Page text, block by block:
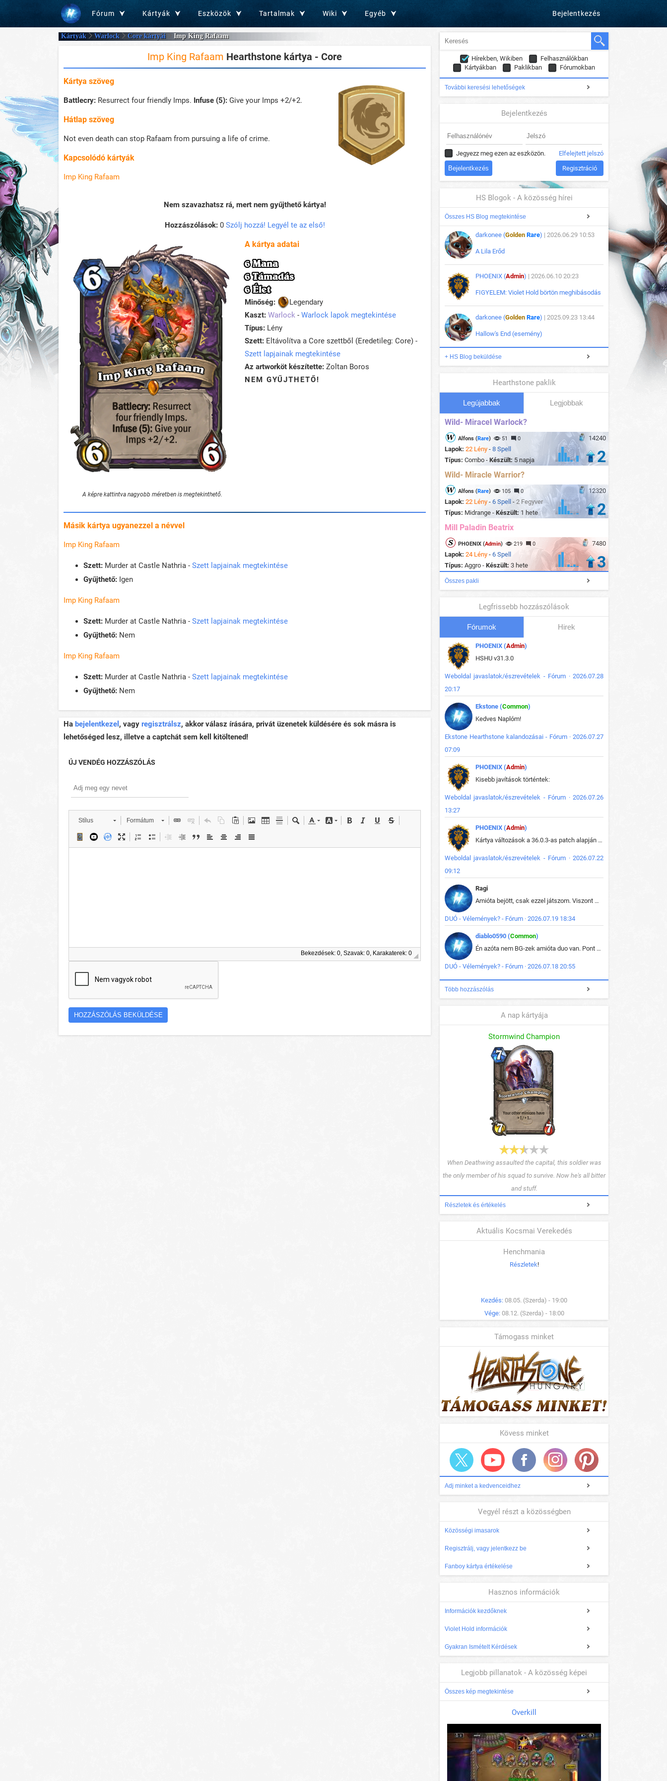
Fórum Kártyák Eszközök Tartalmak Wiki Egyéb Bejelentkezés
Kártyák Warlock Core kártyái Imp King Rafaam
Imp King Rafaam Hearthstone kártya - Core
Kártya szöveg
Battlecry: Resurrect four friendly Imps. Infuse (5): Give your Imps +2/+2.
Hátlap szöveg
Not even death can stop Rafaam from pursuing a life of crime.
Kapcsolódó kártyák
Imp King Rafaam
Nem szavazhatsz rá, mert nem gyűjthető kártya!
Hozzászólások:0 Szólj hozzá! Legyél te az első!
A képre kattintva nagyobb méretben is megtekinthető.
A kártya adatai
6 Mana
6 Támadás
6 Élet
Minőség:
Legendary
Kaszt: Warlock - Warlock lapok megtekintése
Típus: Lény
Szett: Eltávolítva a Core szettből (Eredetileg: Core) -
Szett lapjainak megtekintése
Az artworköt készítette: Zoltan Boros
NEM GYŰJTHETŐ!
Másik kártya ugyanezzel a névvel
Imp King Rafaam
Szett: Murder at Castle Nathria - Szett lapjainak megtekintése
Gyűjthető: Igen
Imp King Rafaam
Szett: Murder at Castle Nathria - Szett lapjainak megtekintése
Gyűjthető: Nem
Imp King Rafaam
Szett: Murder at Castle Nathria - Szett lapjainak megtekintése
Gyűjthető: Nem
Ha bejelentkezel , vagy regisztrálsz, akkor válasz írására, privát üzenetek küldésére és sok másra is
lehetőséged lesz, illetve a captchát sem kell kitöltened!
ÚJ VENDÉG HOZZÁSZÓLÁS
Stílus Formátum
Bekezdések: 0, Szavak: 0, Karakaterek: 0
Hírekben, Wikiben
Felhasználókban
Kártyákban
Paklikban Fórumokban
További keresési lehetőségek
Bejelentkezés
Jegyezz meg ezen az eszközön. Elfelejtett jelszó
Regisztráció
HS Blogok - A közösség hírei
Összes HS Blog megtekintése
darkonee (Golden Rare) | 2026.06.29 10:53
A Lila Erőd
PHOENIX (Admin) | 2026.06.10 20:23
FIGYELEM: Violet Hold börtön meghibásodás
darkonee (Golden Rare) | 2025.09.23 13:44
Hallow's End (esemény)
+ HS Blog beküldése
Hearthstone paklik
Legújabbak Legjobbak
Wild- Miracel Warlock?
14240
Alfons (Rare) 51 0
Lapok: 22 Lény - 8 Spell
Típus: Combo - Készült: 5 napja 2
Wild- Miracle Warrior?
12320
Alfons (Rare) 105 0
Lapok: 22 Lény - 6 Spell - 2 Fegyver
Típus: Midrange - Készült: 1 hete 2
Mill Paladin Beatrix
7480
PHOENIX (Admin) 219 0
Lapok: 24 Lény - 6 Spell
Típus: Aggro - Készült: 3 hete 3
Összes pakli
Legfrissebb hozzászólások
Fórumok Hirek
PHOENIX (Admin)
HSHU v31.3.0
Weboldal javaslatok/észrevételek - Fórum · 2026.07.28
20:17
Ekstone (Common)
Kedves Naplóm!
Ekstone Hearthstone kalandozásai - Fórum · 2026.07.27
07:09
PHOENIX (Admin)
Kisebb javítások történtek:
Weboldal javaslatok/észrevételek - Fórum · 2026.07.26
13:27
PHOENIX (Admin)
Kártya változások a 36.0.3-as patch alapján frissítve az adatbázisban (képek is cserélve).
Weboldal javaslatok/észrevételek - Fórum · 2026.07.22
09:12
Ragi
Amióta bejött, csak ezzel játszom. Viszont mint minden más - akár az alapjáték is, ez is baromira összetett lett. Néha már pár kör után is esélytelen az egész. Vagy irreállisan túltápol valaki, vagy lelép a partner, vagy csak hülye mint a segg. És amikor eljönne az én időm, na akkor jön el mindenki másé is. Engem jobban érdekelne, hogy ki milyen ratingen szokott játszani. Na ez lenne egy érdekes adat.
DUÓ - Vélemények? - Fórum · 2026.07.19 18:34
diablo0590 (Common)
Én azóta nem BG-zek amióta duo van. Pont azt szerettem benne, hogy rajtam múlik mi történik, nem pedig a társamon. Kérem vissza a régi BG-t :D
DUÓ - Vélemények? - Fórum · 2026.07.18 20:55
Több hozzászólás
A nap kártyája
Stormwind Champion
When Deathwing assaulted the capital, this soldier was
the only member of his squad to survive. Now he's all bitter
and stuff.
Részletek és értékelés
Aktuális Kocsmai Verekedés
Henchmania
Részletek!
Kezdés: 08.05. (Szerda) - 19:00
Vége: 08.12. (Szerda) - 18:00
Támogass minket
Kövess minket
Adj minket a kedvenceidhez
Vegyél részt a közösségben
Közösségi imasarok
Regisztrálj, vagy jelentkezz be
Fanboy kártya értékelése
Hasznos információk
Információk kezdőknek
Violet Hold információk
Gyakran Ismételt Kérdések
Legjobb pillanatok - A közösség képei
Összes kép megtekintése
Overkill